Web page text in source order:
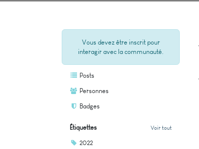
Vous devez être inscrit pour
interagir avec la communauté.
Posts
Personnes
Badges
Étiquettes Voir tout
2022